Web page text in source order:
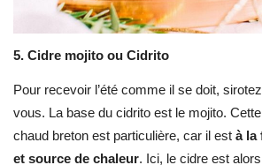
5. Cidre mojito ou Cidrito
Pour recevoir l’été comme il se doit,
vous. La base du cidrito est le mojito.
chaud breton est particulière, car il est à la
et source de chaleur. Ici, le cidre est